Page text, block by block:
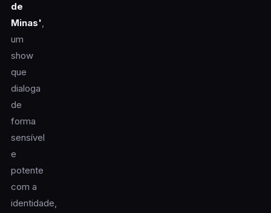
de
Minas',
um
show
que
dialoga
de
forma
sensível
e
potente
com a
identidade,